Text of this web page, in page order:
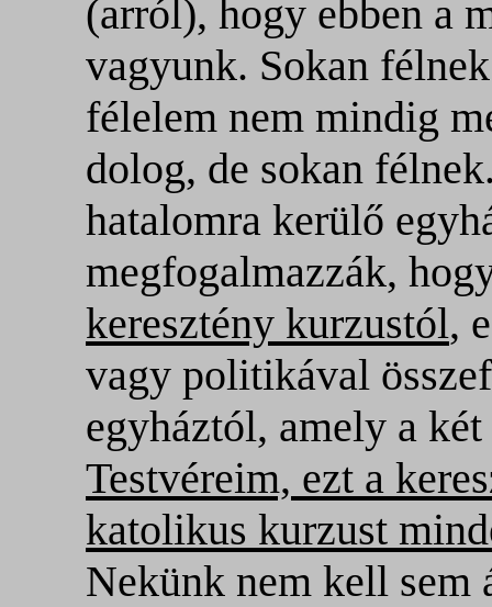
(arról), hogy ebben a
vagyunk. Sokan
félelem nem mindig
dolog, de sokan
hatalomra kerülő
megfogalmazzák,
keresztény kurzustól,
vagy politikával
egyháztól, amely a két
Testvéreim, ezt a
katolikus kurzust
Nekünk nem kell